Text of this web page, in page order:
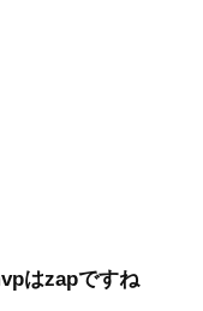
はzapですね